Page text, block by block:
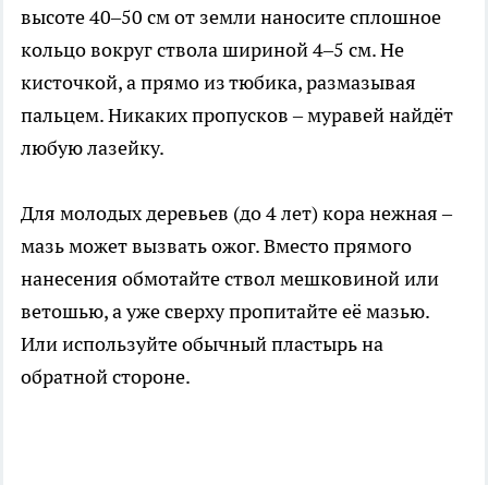
высоте 40–50 см от земли наносите сплошное
кольцо вокруг ствола шириной 4–5 см. Не
кисточкой, а прямо из тюбика, размазывая
пальцем. Никаких пропусков – муравей найдёт
любую лазейку.
Для молодых деревьев (до 4 лет) кора нежная –
мазь может вызвать ожог. Вместо прямого
нанесения обмотайте ствол мешковиной или
ветошью, а уже сверху пропитайте её мазью.
Или используйте обычный пластырь на
обратной стороне.